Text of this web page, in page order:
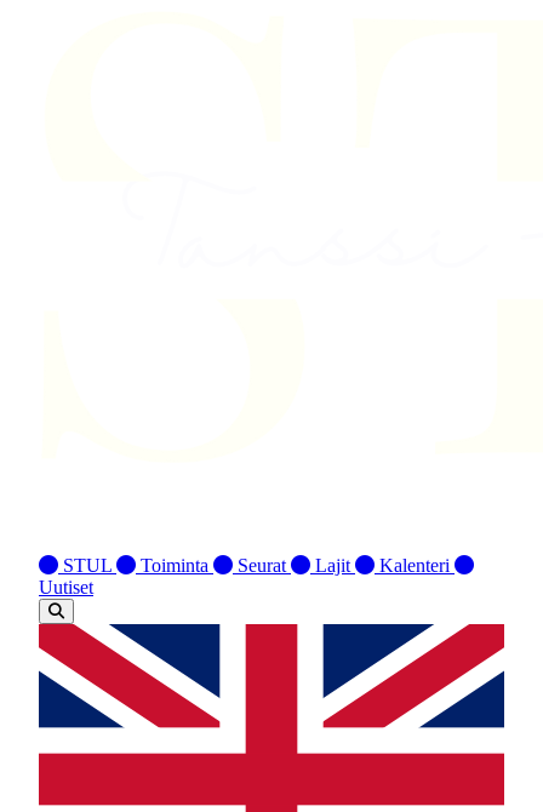
STUL Toiminta Seurat Lajit
Kalenteri
Uutiset